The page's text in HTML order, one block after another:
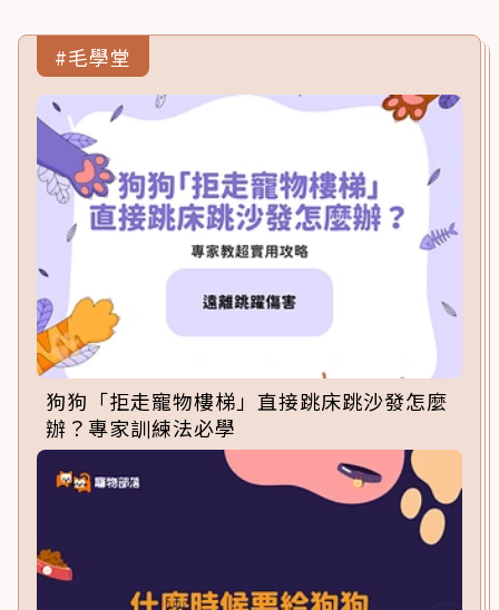
#毛學堂
狗狗「拒走寵物樓梯」直接跳床跳沙發怎麼
辦？專家訓練法必學